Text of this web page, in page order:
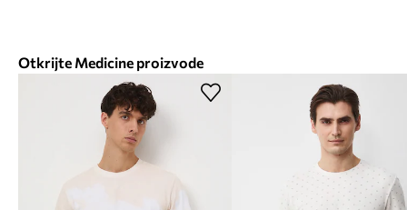
Otkrijte Medicine proizvode